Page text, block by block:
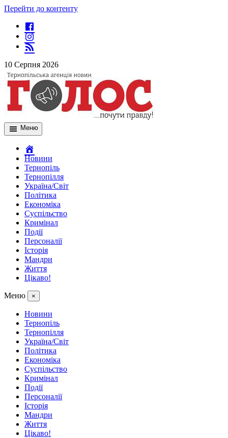
Перейти до контенту
10 Серпня 2026
Меню
Новини
Тернопіль
Тернопілля
Україна/Світ
Політика
Економіка
Суспільство
Кримінал
Події
Персоналії
Історія
Мандри
Життя
Цікаво!
Меню ×
Новини
Тернопіль
Тернопілля
Україна/Світ
Політика
Економіка
Суспільство
Кримінал
Події
Персоналії
Історія
Мандри
Життя
Цікаво!